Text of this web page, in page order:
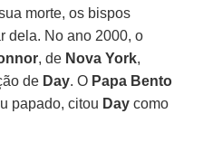
morte, os bispos
dela. No ano 2000, o
, de Nova York,
de Day. O Papa Bento
papado, citou Day como